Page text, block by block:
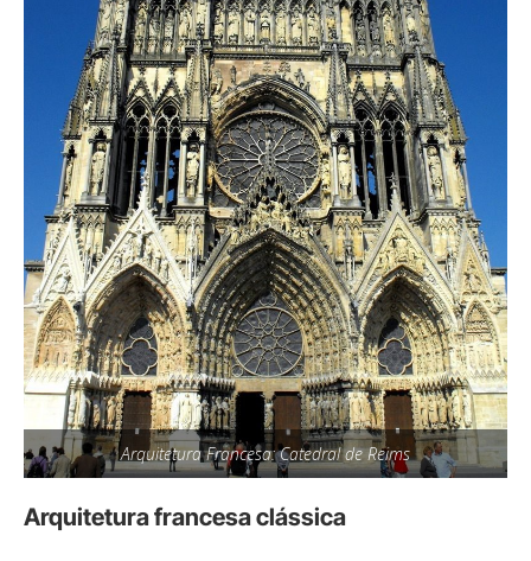
Arquitetura Francesa: Catedral de Reims
Arquitetura francesa clássica